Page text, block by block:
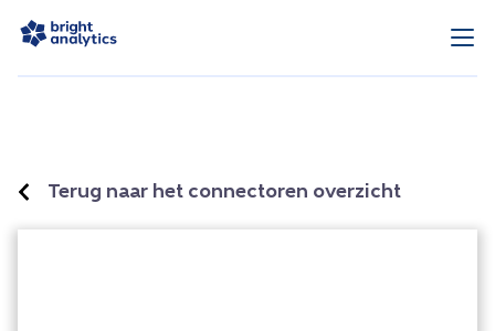
Terug naar het connectoren overzicht